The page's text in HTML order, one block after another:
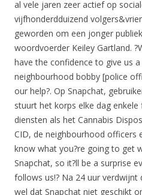
al vele jaren zeer actief op
vijfhonderdduizend
geworden om een jonger
woordvoerder Keiley Gartland.
have the confidence to give us
neighbourhood bobby [police
our help?. Op Snapchat,
stuurt het korps elke dag enkele
diensten als het Cannabis
CID, de neighbourhood officers
know what you?re going to get
Snapchat, so it?ll be a surprise
follows us!? Na 24 uur
wel dat Snapchat niet geschikt